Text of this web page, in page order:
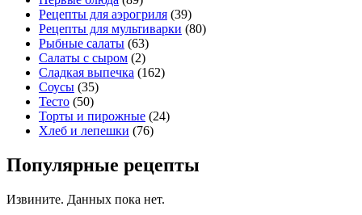
Рецепты для аэрогриля (39)
Рецепты для мультиварки (80)
Рыбные салаты (63)
Салаты с сыром (2)
Сладкая выпечка (162)
Соусы (35)
Тесто (50)
Торты и пирожные (24)
Хлеб и лепешки (76)
Популярные рецепты
Извините. Данных пока нет.